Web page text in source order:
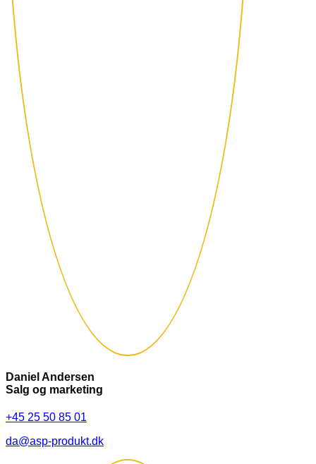
Daniel Andersen
Salg og marketing
+45 25 50 85 01
da@asp-produkt.dk